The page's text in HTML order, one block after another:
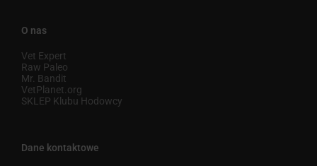
O nas
Vet Expert
Raw Paleo
Mr. Bandit
VetPlanet.org
SKLEP Klubu Hodowcy
Dane kontaktowe